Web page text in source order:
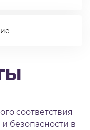
соответствия
безопасности в